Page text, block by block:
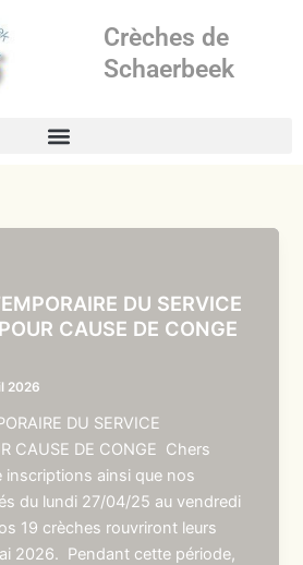
Crèches de
Schaerbeek
DU SERVICE
CAUSE DE CONGE
2026
DU SERVICE
CAUSE DE CONGE Chers
inscriptions ainsi que nos
du lundi 27/04/25 au vendredi
19 crèches rouvriront leurs
2026. Pendant cette période,